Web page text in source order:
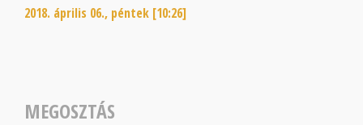
2018. április 06., péntek [10:26]
MEGOSZTÁS